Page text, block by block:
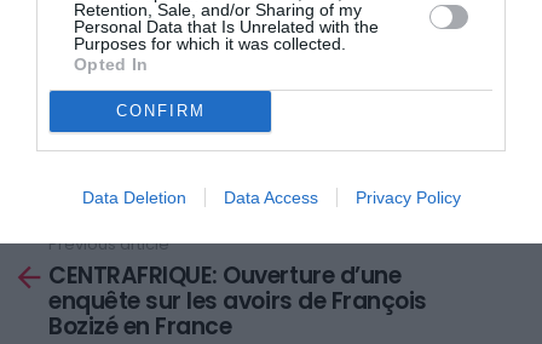
Retention, Sale, and/or Sharing of my
Personal Data that Is Unrelated with the
Purposes for which it was collected.
Opted In
CONFIRM
Data Deletion Data Access Privacy Policy
Didier Drogba est marié à Lalla Diakité et est père de 3
enfants. Cette information pourrait faire scandale.
Pour l’instant, ni l’intéressé ni son club ne se sont
prononcés sur le sujet.
See
more
Previous article
CENTRAFRIQUE: Ouverture d’une
enquête sur les avoirs de François
Bozizé en France